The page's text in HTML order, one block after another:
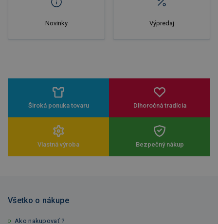
Novinky Výpredaj
Široká ponuka tovaru Dlhoročná tradícia
Vlastná výroba Bezpečný nákup
Všetko o nákupe
Ako nakupovať ?